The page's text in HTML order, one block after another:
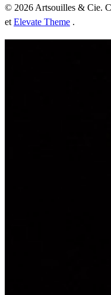
© 2026 Artsouilles & Cie.
et Elevate Theme .